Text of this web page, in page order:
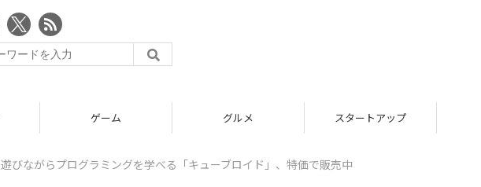
ゲーム グルメ スタートアップ
遊びながらプログラミングを学べる「キューブロイド」、特価で販売中